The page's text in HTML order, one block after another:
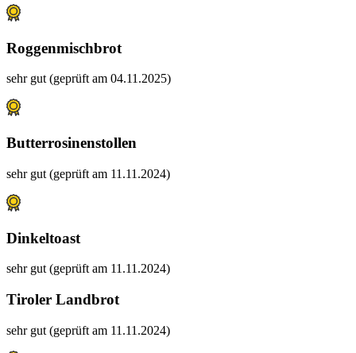
Roggenmischbrot
sehr gut (geprüft am 04.11.2025)
Butterrosinenstollen
sehr gut (geprüft am 11.11.2024)
Dinkeltoast
sehr gut (geprüft am 11.11.2024)
Tiroler Landbrot
sehr gut (geprüft am 11.11.2024)